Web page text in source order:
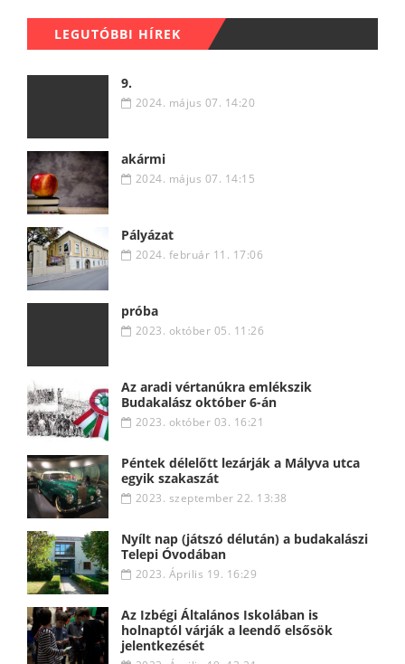
LEGUTÓBBI HÍREK
9.
2024. május 07. 14:20
akármi
2024. május 07. 14:15
Pályázat
2024. február 11. 17:06
próba
2023. október 05. 11:26
Az aradi vértanúkra emlékszik
Budakalász október 6-án
2023. október 03. 16:21
Péntek délelőtt lezárják a Mályva utca
egyik szakaszát
2023. szeptember 22. 13:38
Nyílt nap (játszó délután) a budakalászi
Telepi Óvodában
2023. Április 19. 16:29
Az Izbégi Általános Iskolában is
holnaptól várják a leendő elsősök
jelentkezését